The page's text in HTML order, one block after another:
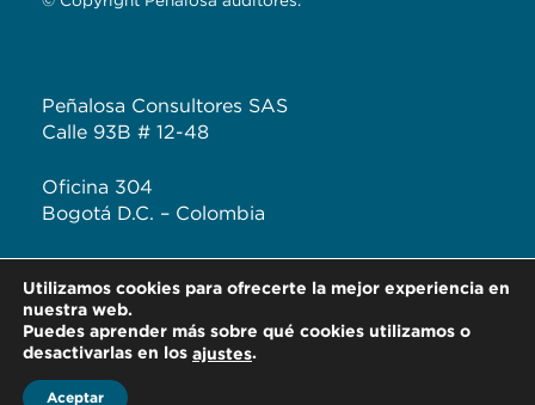
Peñalosa Consultores SAS
Calle 93B # 12-48
Oficina 304
Bogotá D.C. – Colombia
F: +57 313 444 3232
Utilizamos cookies para ofrecerte la mejor experiencia en
nuestra web.
Puedes aprender más sobre qué cookies utilizamos o
desactivarlas en los ajustes.
Aceptar